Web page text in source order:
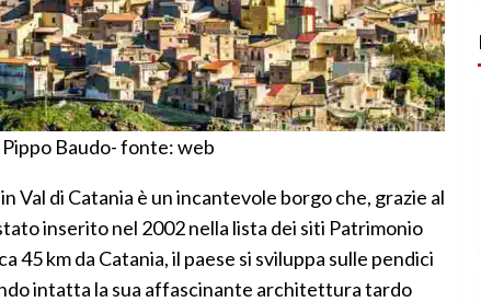
Baudo- fonte: web
Val di Catania è un incantevole borgo che, grazie al
inserito nel 2002 nella lista dei siti Patrimonio
45 km da Catania, il paese si sviluppa sulle pendici
intatta la sua affascinante architettura tardo